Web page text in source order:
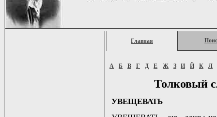
Главная
А Б В Г Д Е Ж З И Й К Л
Толковый
УВЕЩЕВАТЬ